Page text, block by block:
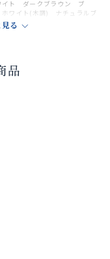
イト ダークブラウン ブ
ワイト(木調) ナチュラルブ
木調) セピア(木調) ダークブ
調)
す。
によって色味や印象が異なる場合
ではありません。
る
品